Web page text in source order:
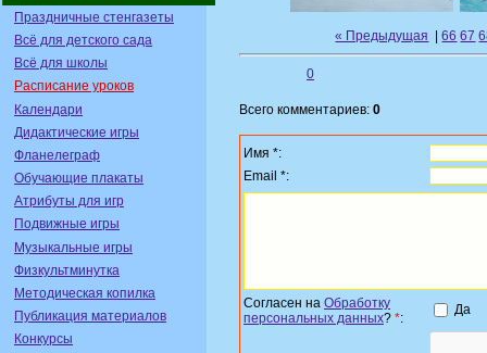
Праздничные стенгазеты
Всё для детского сада
Всё для школы
Расписание уроков
Календари
Дидактические игры
Фланелеграф
Обучающие плакаты
Атрибуты для игр
Подвижные игры
Музыкальные игры
Физкультминутка
Методическая копилка
Публикация материалов
Конкурсы
« Предыдущая |66 67
0
Всего комментариев: 0
Имя *:
Email *:
Согласен на Обработку
персональных данных? *:
Да